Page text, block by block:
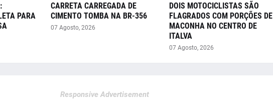
PARA
CARRETA CARREGADA DE
CIMENTO TOMBA NA BR-356
07 Agosto, 2026
DOIS MOTOCICLISTAS SÃO
FLAGRADOS COM PORÇÕES DE
MACONHA NO CENTRO DE
ITALVA
07 Agosto, 2026
Responsive Advertisement